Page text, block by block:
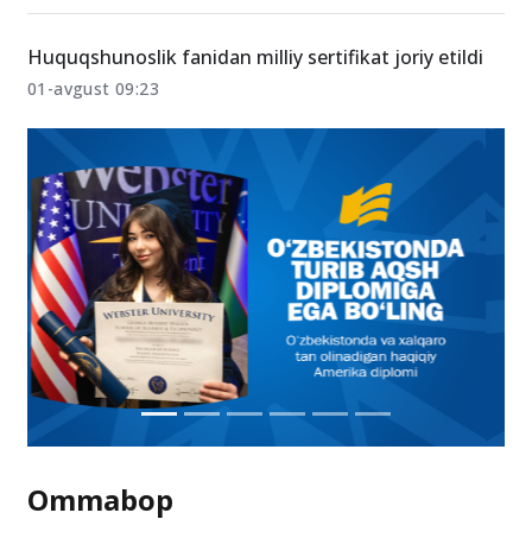
Huquqshunoslik fanidan milliy sertifikat joriy etildi
01-avgust 09:23
Ommabop